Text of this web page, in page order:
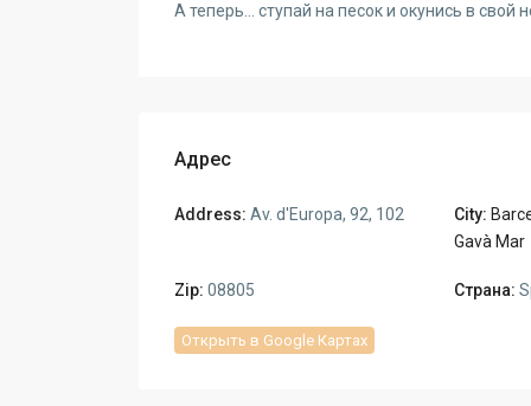
А теперь… ступай на песок и окунись в свой
Адрес
Address: Av. d'Europa, 92, 102 City:
Gavà Mar
Zip: 08805 Страна:
Открыть в Google Картах